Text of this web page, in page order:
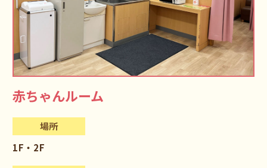
赤ちゃんルーム
場所
1F・2F